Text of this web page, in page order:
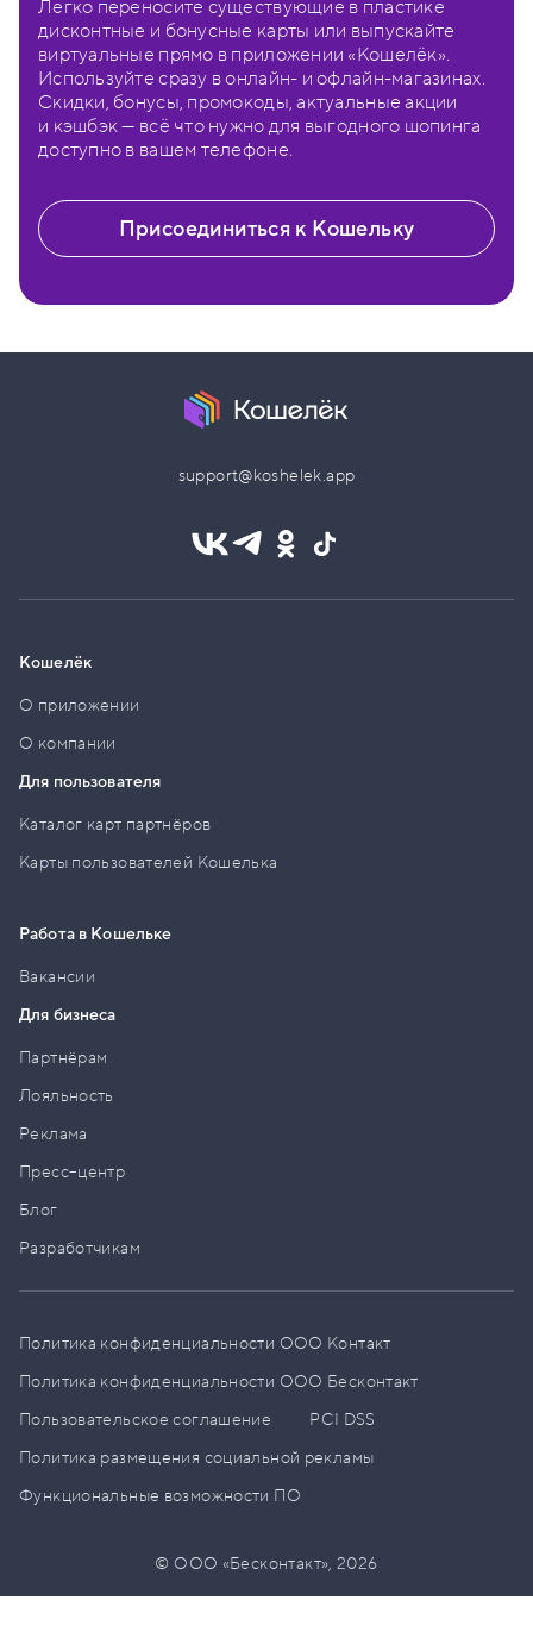
Легко переносите существующие в пластике
дисконтные и бонусные карты или выпускайте
виртуальные прямо в приложении «Кошелёк».
Используйте сразу в онлайн- и офлайн-магазинах.
Скидки, бонусы, промокоды, актуальные акции
и кэшбэк — всё что нужно для выгодного шопинга
доступно в вашем телефоне.
Присоединиться к Кошельку
support@koshelek.app
Кошелёк
О приложении
О компании
Для пользователя
Каталог карт партнёров
Карты пользователей Кошелька
Работа в Кошельке
Вакансии
Для бизнеса
Партнёрам
Лояльность
Реклама
Пресс–центр
Блог
Разработчикам
Политика конфиденциальности ООО Контакт
Политика конфиденциальности ООО Бесконтакт
Пользовательское соглашение
PCI DSS
Политика размещения социальной рекламы
Функциональные возможности ПО
© ООО «Бесконтакт»,2026